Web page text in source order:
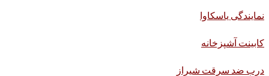
نمایندگی یاسکاوا
کابینت آشپزخانه
درب ضد سرقت شیراز